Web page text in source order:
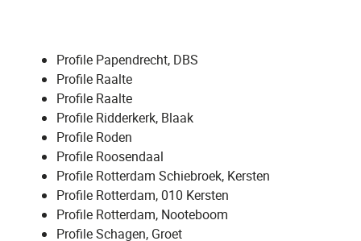
Profile Papendrecht, DBS
Profile Raalte
Profile Raalte
Profile Ridderkerk, Blaak
Profile Roden
Profile Roosendaal
Profile Rotterdam Schiebroek, Kersten
Profile Rotterdam, 010 Kersten
Profile Rotterdam, Nooteboom
Profile Schagen, Groet